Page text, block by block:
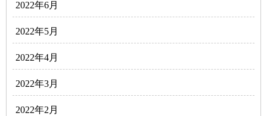
2022年6月
2022年5月
2022年4月
2022年3月
2022年2月